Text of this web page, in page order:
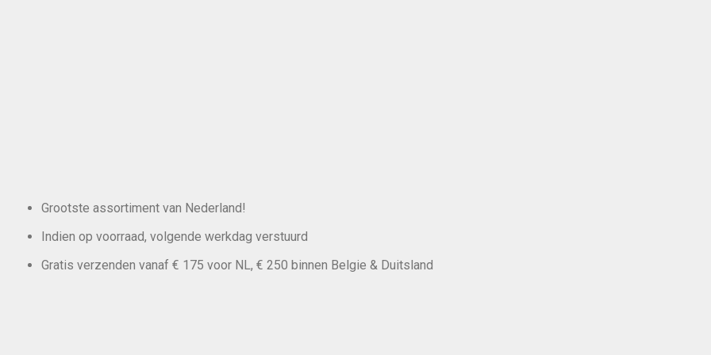
Grootste assortiment van Nederland!
Indien op voorraad, volgende werkdag verstuurd
Gratis verzenden vanaf € 175 voor NL, € 250 binnen Belgie & Duitsland